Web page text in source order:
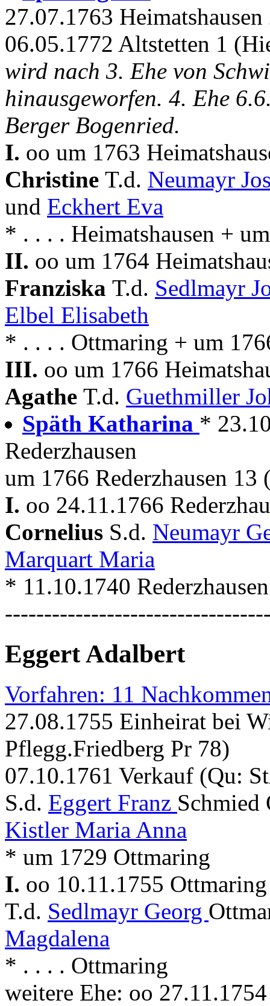
27.07.1763
06.05.1772 Altstetten 1
wird nach 3. Ehe von
hinausgeworfen. 4. Ehe
Berger Bogenried.
I. oo um 1763
Christine T.d. Neumayr
und Eckhert Eva
* . . . . Heimatshausen +
II. oo um 1764
Franziska T.d. Sedlmayr
Elbel Elisabeth
* . . . . Ottmaring + um
III. oo um 1766
Agathe T.d. Guethmiller
Späth Katharina *
Rederzhausen
um 1766 Rederzhausen 13
I. oo 24.11.1766
Cornelius S.d. Neumayr
Marquart Maria
* 11.10.1740
Eggert Adalbert
Vorfahren: 11
27.08.1755 Einheirat bei
Pflegg.Friedberg Pr 78)
07.10.1761 Verkauf (Qu:
S.d. Eggert Franz Schmied
Kistler Maria Anna
* um 1729 Ottmaring
I. oo 10.11.1755
T.d. Sedlmayr Georg
Magdalena
* . . . . Ottmaring
weitere Ehe: oo